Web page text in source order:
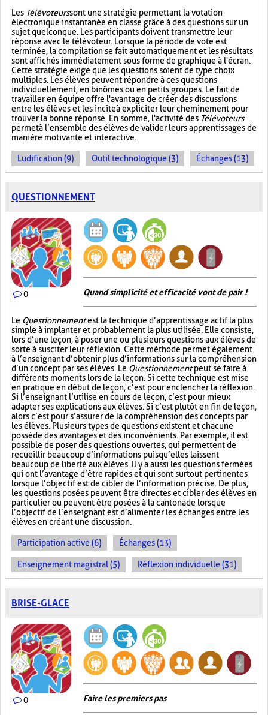
Les Télévoteurssont une stratégie permettant la votation
électronique instantanée en classe grâce à des questions sur un
sujet quelconque. Les participants doivent transmettre leur
réponse avec le télévoteur. Lorsque la période de vote est
terminée, la compilation se fait automatiquement et les résultats
sont affichés immédiatement sous forme de graphique à l'écran.
Cette stratégie exige que les questions soient de type choix
multiples. Les élèves peuvent répondre à ces questions
individuellement, en binômes ou en petits groupes. Le fait de
travailler en équipe offre l'avantage de créer des discussions
entre les élèves et les incite à expliciter leur cheminement pour
trouver la bonne réponse. En somme, l'activité des Télévoteurs
permet à l’ensemble des élèves de valider leurs apprentissages de
manière motivante et interactive.
Ludification (9) Outil technologique (3) Échanges (13)
QUESTIONNEMENT
0 Quand simplicité et efficacité vont de pair !
Le Questionnementest la technique d’apprentissage actif la plus
simple à implanter et probablement la plus utilisée. Elle consiste,
lors d’une leçon, à poser une ou plusieurs questions aux élèves de
sorte à susciter leur réflexion. Cette méthode permet également
à l’enseignant d’obtenir plus d’informations sur la compréhension
d’un concept par ses élèves. Le Questionnementpeut se faire à
différents moments lors de la leçon. Si cette technique est mise
en pratique en début de leçon, c’est pour enclencher la réflexion.
Si l’enseignant l’utilise en cours de leçon, c’est pour mieux
adapter ses explications aux élèves. Si c’est plutôt en fin de leçon,
alors c’est pour s’assurer de la compréhension des concepts par
les élèves. Plusieurs types de questions existent et chacune
possède des avantages et des inconvénients. Par exemple, il est
possible de poser des questions ouvertes, qui permettent de
recueillir beaucoup d’informations puisqu’elles laissent
beaucoup de liberté aux élèves. Il y a aussi les questions fermées
qui ont l’avantage d’être rapides et qui sont surtout pertinentes
lorsque l’objectif est de cibler de l’information précise. De plus,
les questions posées peuvent être directes et cibler des élèves en
particulier ou peuvent être posées à la cantonade lorsque
l’objectif de l’enseignant est d’alimenter les échanges entre les
élèves en créant une discussion.
Participation active (6) Échanges (13)
Enseignement magistral (5) Réflexion individuelle (31)
BRISE-GLACE
0 Faire les premiers pas